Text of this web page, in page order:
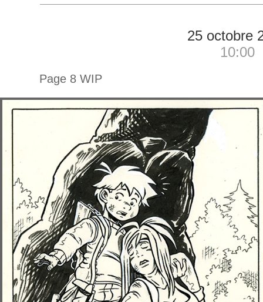
25 octobre
10:00
Page 8 WIP